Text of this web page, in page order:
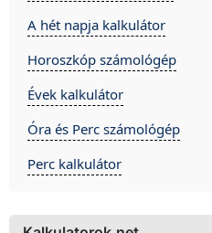
A hét napja kalkulátor
Horoszkóp számológép
Évek kalkulátor
Óra és Perc számológép
Perc kalkulátor